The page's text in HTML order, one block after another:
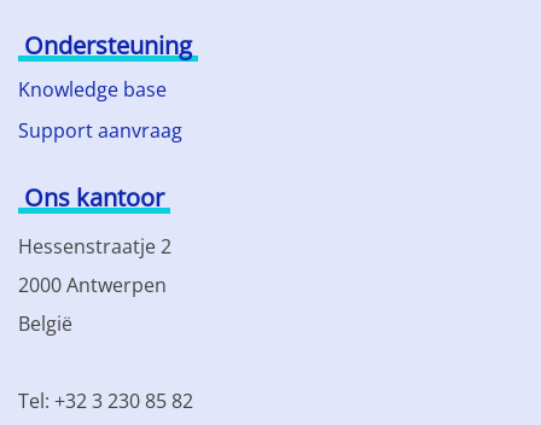
Ondersteuning
Knowledge base
Support aanvraag
Ons kantoor
Hessenstraatje 2
2000 Antwerpen
België
Tel: +32 3 230 85 82